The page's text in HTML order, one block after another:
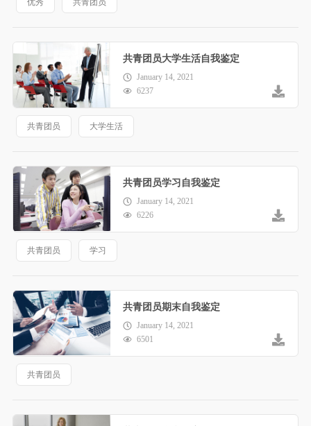
优秀 共青团员
共青团员大学生活自我鉴定
January 14, 2021
6237
共青团员 大学生活
共青团员学习自我鉴定
January 14, 2021
6226
共青团员 学习
共青团员期末自我鉴定
January 14, 2021
6501
共青团员